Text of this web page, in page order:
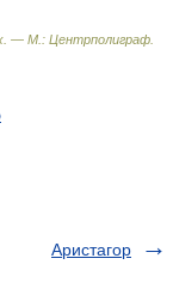
— М.: Центрполиграф
Аристагор